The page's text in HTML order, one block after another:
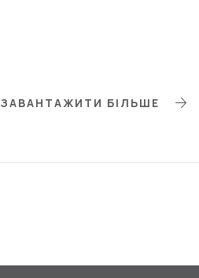
ЗАВАНТАЖИТИ БІЛЬШЕ